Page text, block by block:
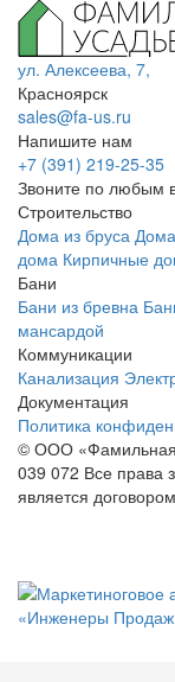
ул. Алексеева, 7,
Красноярск
sales@fa-us.ru
Напишите нам
+7 (391) 219-25-35
Звоните по любым
Строительство
Дома из бруса
дома Кирпичные
Бани
Бани из бревна
мансардой
Коммуникации
Канализация
Документация
Политика
© ООО «Фамильная
039 072 Все права
является